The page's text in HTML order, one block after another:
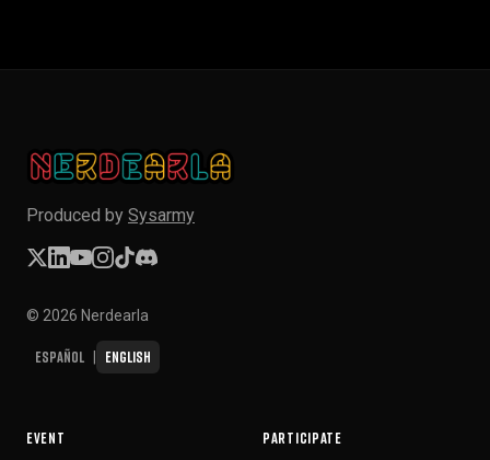
Produced by Sysarmy
© 2026 Nerdearla
Español English
EVENT PARTICIPATE